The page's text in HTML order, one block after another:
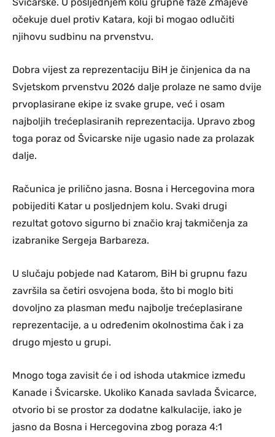
očekuje duel protiv Katara, koji bi mogao odlučiti
njihovu sudbinu na prvenstvu.
Dobra vijest za reprezentaciju BiH je činjenica da na
Svjetskom prvenstvu 2026 dalje prolaze ne samo dvije
prvoplasirane ekipe iz svake grupe, već i osam
najboljih trećeplasiranih reprezentacija. Upravo zbog
toga poraz od Švicarske nije ugasio nade za prolazak
dalje.
Računica je prilično jasna. Bosna i Hercegovina mora
pobijediti Katar u posljednjem kolu. Svaki drugi
rezultat gotovo sigurno bi značio kraj takmičenja za
izabranike Sergeja Barbareza.
U slučaju pobjede nad Katarom, BiH bi grupnu fazu
završila sa četiri osvojena boda, što bi moglo biti
dovoljno za plasman među najbolje trećeplasirane
reprezentacije, a u određenim okolnostima čak i za
drugo mjesto u grupi.
Mnogo toga zavisit će i od ishoda utakmice između
Kanade i Švicarske. Ukoliko Kanada savlada Švicarce,
otvorio bi se prostor za dodatne kalkulacije, iako je
jasno da Bosna i Hercegovina zbog poraza 4:1